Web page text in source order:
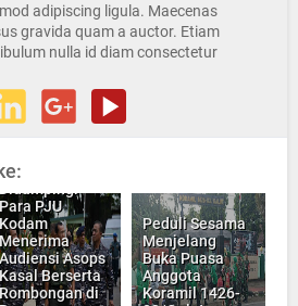
adipiscing ligula. Maecenas
gravida quam a auctor. Etiam
nulla id diam consectetur
XIV/Hasanuddin
PJU
Kodam
Asops
Berserta
di
Peduli Sesama
Menjelang
Buka Puasa
Anggota
Koramil 1426-